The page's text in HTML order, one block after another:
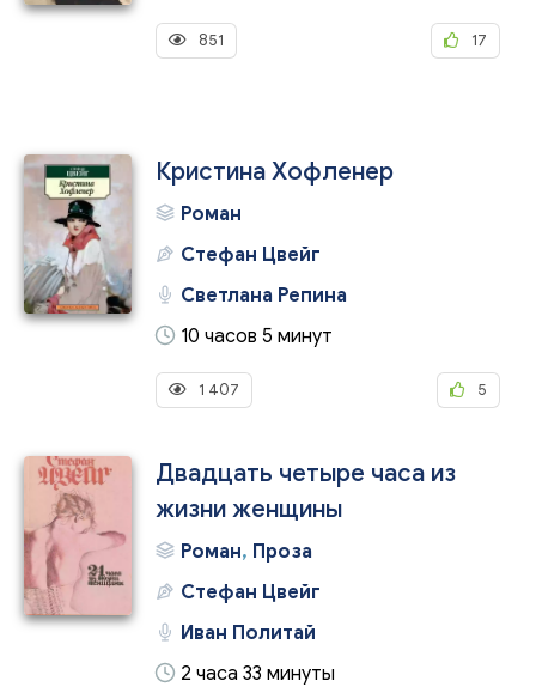
851 17
Кристина Хофленер
Роман
Стефан Цвейг
Светлана Репина
10 часов 5 минут
1 407 5
Двадцать четыре часа из
жизни женщины
Роман, Проза
Стефан Цвейг
Иван Политай
2 часа 33 минуты